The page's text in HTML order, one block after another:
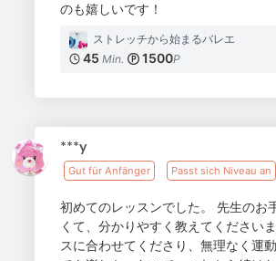
のも嬉しいです！
ストレッチから始まるバレエ
45 Min. 1500P
***y
Gut für Anfänger Passt sich Niveau an
初めてのレッスンでした。 先生のお
くて、分かりやすく教えてください
スに合わせてくださり、無理なく運